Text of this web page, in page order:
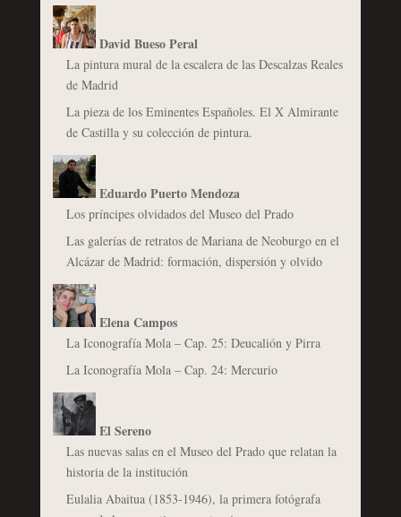
David Bueso Peral
La pintura mural de la escalera de las Descalzas Reales
de Madrid
La pieza de los Eminentes Españoles. El X Almirante
de Castilla y su colección de pintura.
Eduardo Puerto Mendoza
Los príncipes olvidados del Museo del Prado
Las galerías de retratos de Mariana de Neoburgo en el
Alcázar de Madrid: formación, dispersión y olvido
Elena Campos
La Iconografía Mola – Cap. 25: Deucalión y Pirra
La Iconografía Mola – Cap. 24: Mercurio
El Sereno
Las nuevas salas en el Museo del Prado que relatan la
historia de la institución
Eulalia Abaitua (1853-1946), la primera fotógrafa